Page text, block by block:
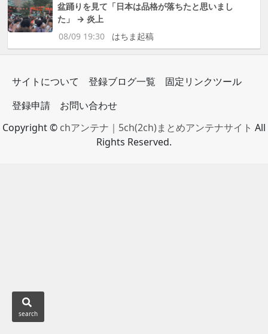
盆踊りを見て「日本は品格が落ちたと思いまし
た」 → 炎上
08/09 19:30
はちま起稿
サイトについて 登録ブログ一覧
固定リンクツール
登録申請
お問い合わせ
Copyright © chアンテナ｜5ch(2ch)まとめアンテナサイト All
Rights Reserved.
search